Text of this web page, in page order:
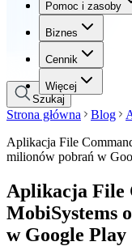
Pomoc i zasoby
Biznes
Cennik
Więcej
Pomoc i zasoby
Biznes
Cennik
Szukaj
Strona główna Blog
Aplikacja File
milionów pobrań w
Aplikacja File
MobiSystems
w Google Play